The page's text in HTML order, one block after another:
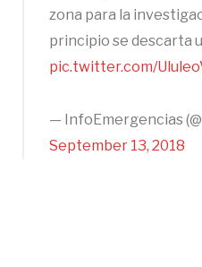
zona para la
principio se descarta
pic.twitter.com/
— InfoEmergencias
September 13, 2018